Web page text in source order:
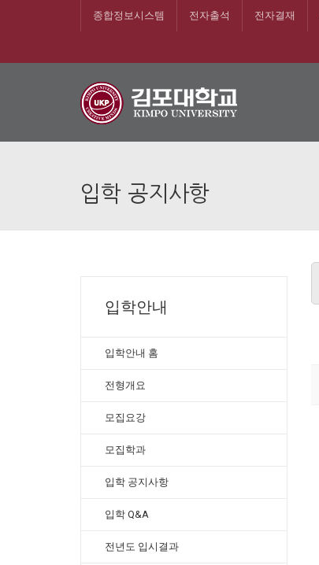
종합정보시스템 전자출석 전자결재
입학 공지사항
입학안내
입학안내 홈
전형개요
모집요강
모집학과
입학 공지사항
입학 Q&A
전년도 입시결과